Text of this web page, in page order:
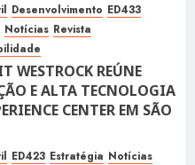
Desenvolvimento ED433
Notícias Revista
WESTROCK REÚNE
E ALTA TECNOLOGIA
CENTER EM SÃO
DE 2026 119
ED423 Estratégia Notícias